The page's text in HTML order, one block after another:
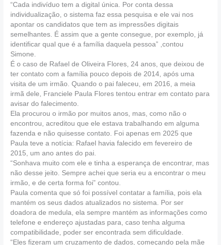
“Cada indivíduo tem a digital única. Por conta dessa
individualização, o sistema faz essa pesquisa e ele vai nos
apontar os candidatos que tem as impressões digitais
semelhantes. É assim que a gente consegue, por exemplo, já
identificar qual que é a família daquela pessoa” ,contou
Simone.
É o caso de Rafael de Oliveira Flores, 24 anos, que deixou de
ter contato com a família pouco depois de 2014, após uma
visita de um irmão. Quando o pai faleceu, em 2016, a meia
irmã dele, Franciele Paula Flores tentou entrar em contato para
avisar do falecimento.
Ela procurou o irmão por muitos anos, mas, como não o
encontrou, acreditou que ele estava trabalhando em alguma
fazenda e não quisesse contato. Foi apenas em 2025 que
Paula teve a notícia: Rafael havia falecido em fevereiro de
2015, um ano antes do pai.
“Sonhava muito com ele e tinha a esperança de encontrar, mas
não desse jeito. Sempre achei que seria eu a encontrar o meu
irmão, e de certa forma foi” contou.
Paula comenta que só foi possível contatar a família, pois ela
mantém os seus dados atualizados no sistema. Por ser
doadora de medula, ela sempre mantém as informações como
telefone e endereço ajustadas para, caso tenha alguma
compatibilidade, poder ser encontrada sem dificuldade.
“Eles fizeram um cruzamento de dados, começando pela mãe